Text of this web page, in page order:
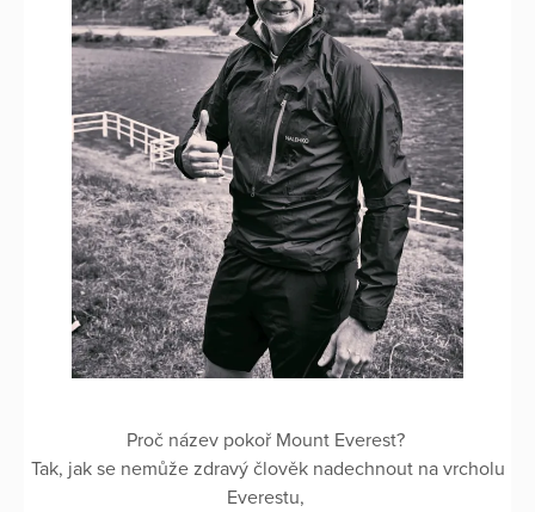
Proč název pokoř Mount Everest?
Tak, jak se nemůže zdravý člověk nadechnout na vrcholu
Everestu,